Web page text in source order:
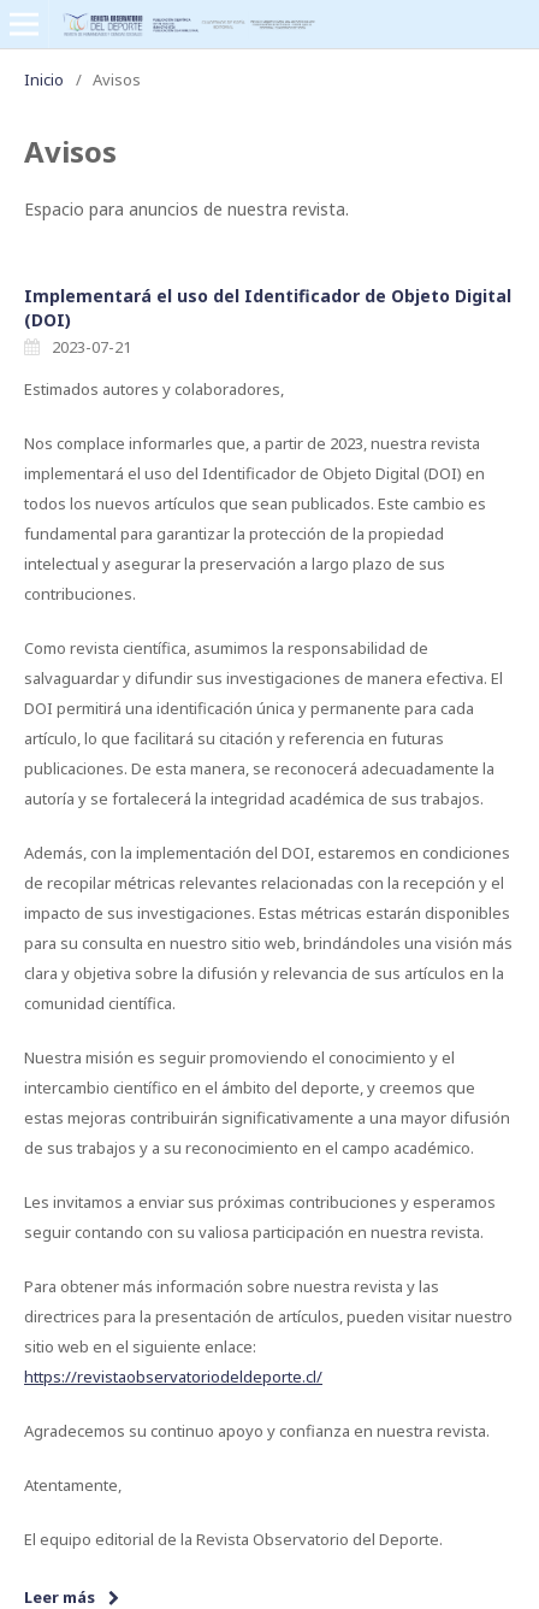
Inicio / Avisos
Avisos
Espacio para anuncios de nuestra revista.
Implementará el uso del Identificador de Objeto Digital
(DOI)
2023-07-21
Estimados autores y colaboradores,
Nos complace informarles que, a partir de 2023, nuestra revista
implementará el uso del Identificador de Objeto Digital (DOI) en
todos los nuevos artículos que sean publicados. Este cambio es
fundamental para garantizar la protección de la propiedad
intelectual y asegurar la preservación a largo plazo de sus
contribuciones.
Como revista científica, asumimos la responsabilidad de
salvaguardar y difundir sus investigaciones de manera efectiva. El
DOI permitirá una identificación única y permanente para cada
artículo, lo que facilitará su citación y referencia en futuras
publicaciones. De esta manera, se reconocerá adecuadamente la
autoría y se fortalecerá la integridad académica de sus trabajos.
Además, con la implementación del DOI, estaremos en condiciones
de recopilar métricas relevantes relacionadas con la recepción y el
impacto de sus investigaciones. Estas métricas estarán disponibles
para su consulta en nuestro sitio web, brindándoles una visión más
clara y objetiva sobre la difusión y relevancia de sus artículos en la
comunidad científica.
Nuestra misión es seguir promoviendo el conocimiento y el
intercambio científico en el ámbito del deporte, y creemos que
estas mejoras contribuirán significativamente a una mayor difusión
de sus trabajos y a su reconocimiento en el campo académico.
Les invitamos a enviar sus próximas contribuciones y esperamos
seguir contando con su valiosa participación en nuestra revista.
Para obtener más información sobre nuestra revista y las
directrices para la presentación de artículos, pueden visitar nuestro
sitio web en el siguiente enlace:
https://revistaobservatoriodeldeporte.cl/
Agradecemos su continuo apoyo y confianza en nuestra revista.
Atentamente,
El equipo editorial de la Revista Observatorio del Deporte.
Leer más